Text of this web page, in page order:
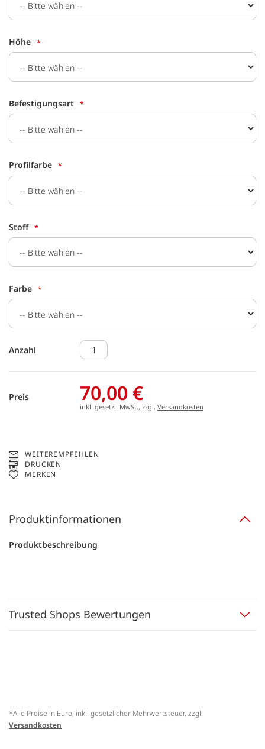
Höhe
Befestigungsart
Profilfarbe
Stoff
Farbe
Anzahl
Preis 70,00 €
inkl. gesetzl. MwSt., zzgl. Versandkosten
WEITEREMPFEHLEN
DRUCKEN
MERKEN
Produktinformationen
Produktbeschreibung
Trusted Shops Bewertungen
*Alle Preise in Euro, inkl. gesetzlicher Mehrwertsteuer, zzgl.
Versandkosten